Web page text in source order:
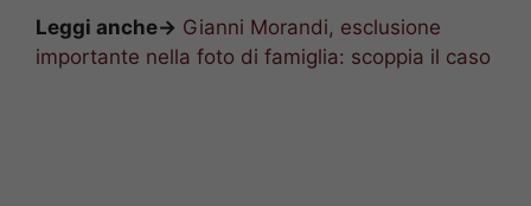
Leggi anche-> Gianni Morandi, esclusione
importante nella foto di famiglia: scoppia il caso